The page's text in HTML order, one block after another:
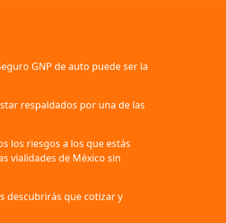
GNP de auto puede ser la
respaldados por una de las
los riesgos a los que estás
vialidades de México sin
descubrirás que cotizar y